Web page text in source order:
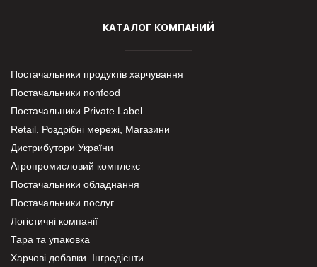
КАТАЛОГ КОМПАНИЙ
Постачальники продуктів харчування
Постачальники nonfood
Постачальники Private Label
Retail. Роздрібні мережі, Магазини
Дистрибутори України
Агропромисловий комплекс
Постачальники обладнання
Постачальники послуг
Логістичні компанії
Тара та упаковка
Харчові добавки. Інгредієнти.